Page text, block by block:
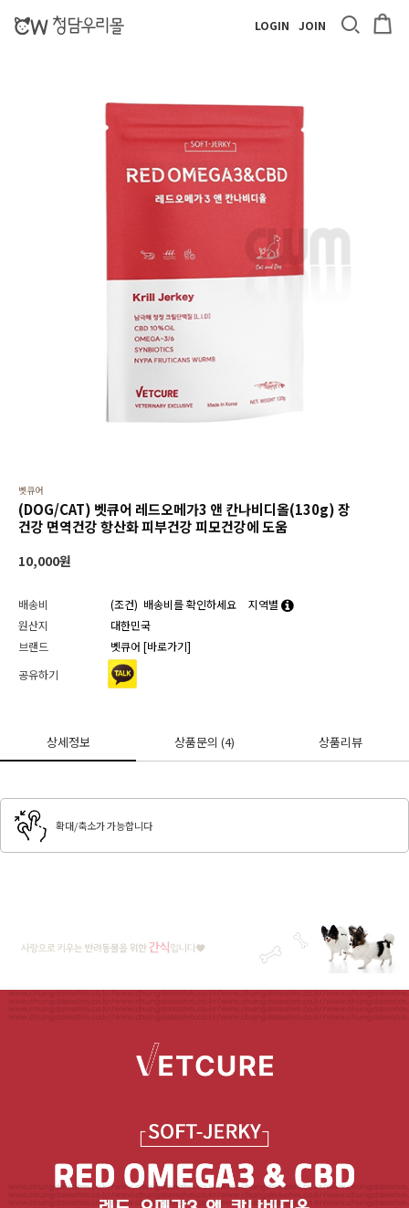
LOGIN JOIN
벳큐어
(DOG/CAT) 벳큐어 레드오메가3 앤 칸나비디올(130g) 장
건강 면역건강 항산화 피부건강 피모건강에 도움
10,000원
배송비 (조건) 배송비를 확인하세요
지역별
원산지
대한민국
브랜드
벳큐어 [바로가기]
공유하기
상세정보 상품문의 (4) 상품리뷰
확대/축소가 가능합니다